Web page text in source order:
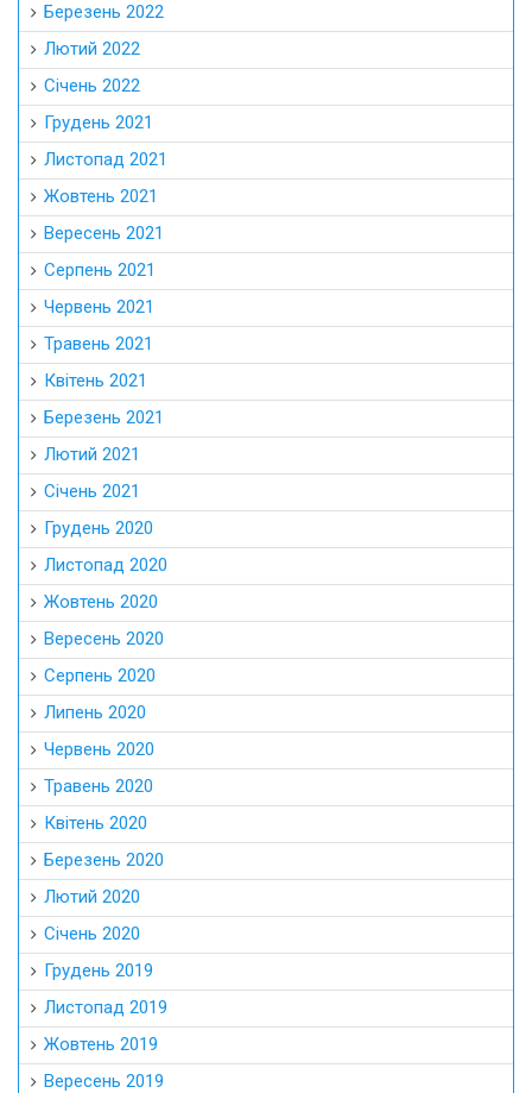
Березень 2022
Лютий 2022
Січень 2022
Грудень 2021
Листопад 2021
Жовтень 2021
Вересень 2021
Серпень 2021
Червень 2021
Травень 2021
Квітень 2021
Березень 2021
Лютий 2021
Січень 2021
Грудень 2020
Листопад 2020
Жовтень 2020
Вересень 2020
Серпень 2020
Липень 2020
Червень 2020
Травень 2020
Квітень 2020
Березень 2020
Лютий 2020
Січень 2020
Грудень 2019
Листопад 2019
Жовтень 2019
Вересень 2019